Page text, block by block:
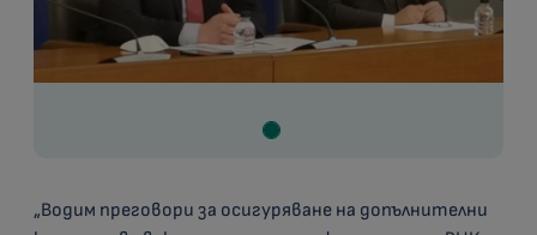
„Водим преговори за осигуряване на допълнителни